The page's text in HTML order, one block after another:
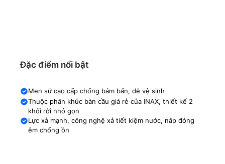
Đặc điểm nổi bật
Men sứ cao cấp chống bám bẩn, dễ vệ sinh
Thuộc phân khúc bàn cầu giá rẻ của INAX, thiết kế 2
khối rời nhỏ gọn
Lực xả mạnh, công nghệ xả tiết kiệm nước, nắp đóng
êm chống ồn